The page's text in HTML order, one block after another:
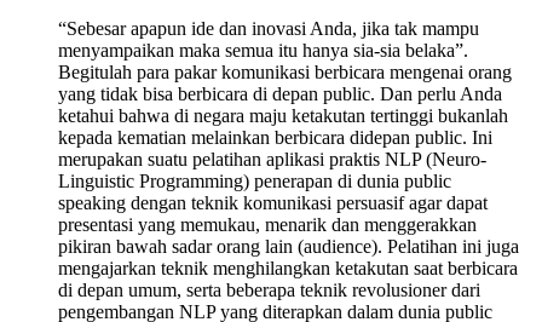
“Sebesar apapun ide dan inovasi Anda, jika tak mampu
menyampaikan maka semua itu hanya sia-sia belaka”.
Begitulah para pakar komunikasi berbicara mengenai orang
yang tidak bisa berbicara di depan public. Dan perlu Anda
ketahui bahwa di negara maju ketakutan tertinggi bukanlah
kepada kematian melainkan berbicara didepan public. Ini
merupakan suatu pelatihan aplikasi praktis NLP (Neuro-
Linguistic Programming) penerapan di dunia public
speaking dengan teknik komunikasi persuasif agar dapat
presentasi yang memukau, menarik dan menggerakkan
pikiran bawah sadar orang lain (audience). Pelatihan ini juga
mengajarkan teknik menghilangkan ketakutan saat berbicara
di depan umum, serta beberapa teknik revolusioner dari
pengembangan NLP yang diterapkan dalam dunia public